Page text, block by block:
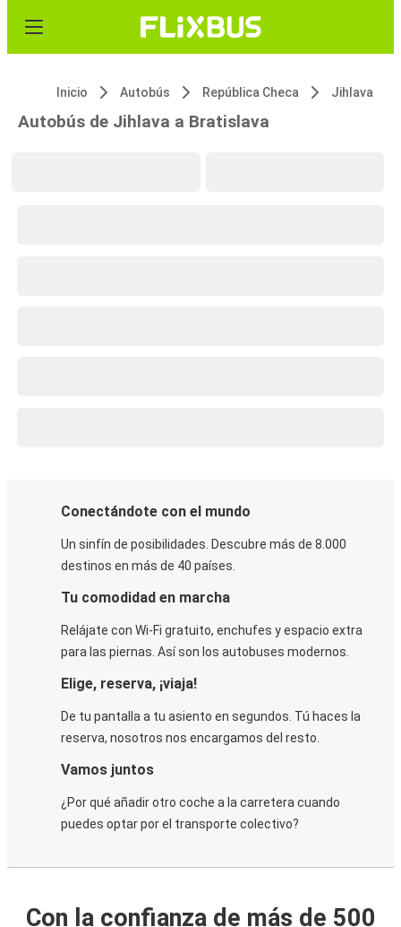
Inicio Autobús República Checa Jihlava
Autobús de Jihlava a Bratislava
Conectándote con el mundo
Un sinfín de posibilidades. Descubre más de 8.000
destinos en más de 40 países.
Tu comodidad en marcha
Relájate con Wi-Fi gratuito, enchufes y espacio extra
para las piernas. Así son los autobuses modernos.
Elige, reserva, ¡viaja!
De tu pantalla a tu asiento en segundos. Tú haces la
reserva, nosotros nos encargamos del resto.
Vamos juntos
¿Por qué añadir otro coche a la carretera cuando
puedes optar por el transporte colectivo?
Con la confianza de más de 500